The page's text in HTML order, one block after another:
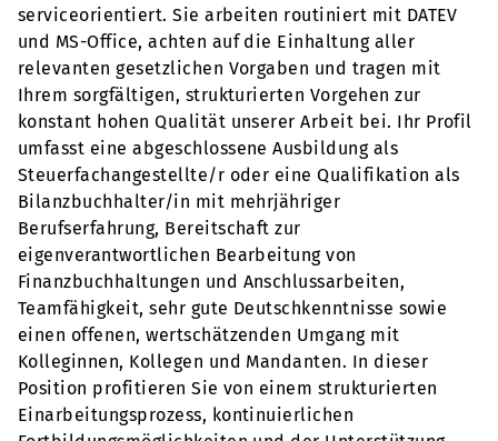
serviceorientiert. Sie arbeiten routiniert mit DATEV
und MS-Office, achten auf die Einhaltung aller
relevanten gesetzlichen Vorgaben und tragen mit
Ihrem sorgfältigen, strukturierten Vorgehen zur
konstant hohen Qualität unserer Arbeit bei. Ihr Profil
umfasst eine abgeschlossene Ausbildung als
Steuerfachangestellte/r oder eine Qualifikation als
Bilanzbuchhalter/in mit mehrjähriger
Berufserfahrung, Bereitschaft zur
eigenverantwortlichen Bearbeitung von
Finanzbuchhaltungen und Anschlussarbeiten,
Teamfähigkeit, sehr gute Deutschkenntnisse sowie
einen offenen, wertschätzenden Umgang mit
Kolleginnen, Kollegen und Mandanten. In dieser
Position profitieren Sie von einem strukturierten
Einarbeitungsprozess, kontinuierlichen